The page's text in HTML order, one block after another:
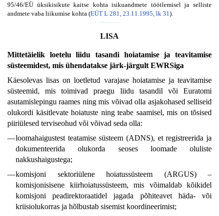
95/46/EÜ üksikisikute kaitse kohta isikuandmete töötlemisel ja selliste
andmete vaba liikumise kohta (EÜT L 281, 23.11.1995, lk 31).
LISA
Mittetäielik loetelu liidu tasandi hoiatamise ja teavitamise
süsteemidest, mis ühendatakse järk-järgult EWRSiga
Käesolevas lisas on loetletud varajase hoiatamise ja teavitamise
süsteemid, mis toimivad praegu liidu tasandil või Euratomi
asutamislepingu raames ning mis võivad olla asjakohased selliseid
olukordi käsitlevate hoiatuste ning teabe saamisel, mis on tõsised
piiriülesed terviseohud või võivad seda olla:
—loomahaigustest teatamise süsteem (ADNS), et registreerida ja
dokumenteerida olukorda seoses loomade oluliste
nakkushaigustega;
—komisjoni sektoriülene hoiatussüsteem (ARGUS) –
komisjonisisene kiirhoiatussüsteem, mis võimaldab kõikidel
komisjoni peadirektoraatidel jagada põhiteavet häda- või
kriisiolukorras ja hõlbustab sisemist koordineerimist;